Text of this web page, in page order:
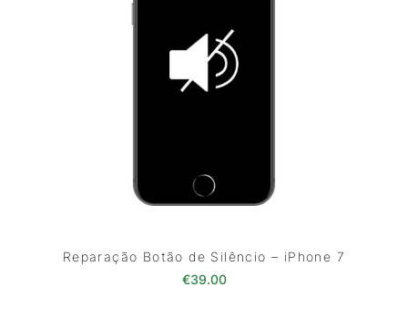
Reparação Botão de Silêncio – iPhone 7
€39.00